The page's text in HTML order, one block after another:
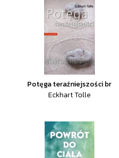
Potęga teraźniejszości br
Eckhart Tolle